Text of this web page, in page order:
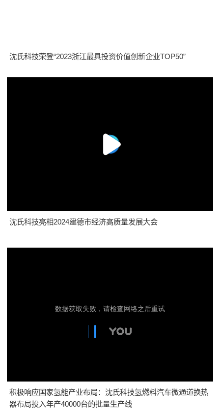
沈氏科技荣登“2023浙江最具投资价值创新企业TOP50”
沈氏科技亮相2024建德市经济高质量发展大会
积极响应国家氢能产业布局：沈氏科技氢燃料汽车微通道换热
器布局投入年产40000台的批量生产线